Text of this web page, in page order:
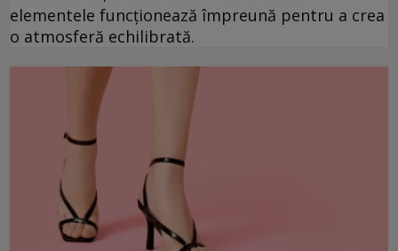
elementele funcționează împreună pentru a crea
o atmosferă echilibrată.